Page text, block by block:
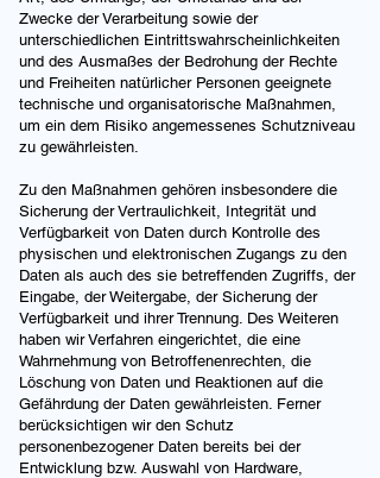
Zwecke der Verarbeitung sowie der
unterschiedlichen Eintrittswahrscheinlichkeiten
und des Ausmaßes der Bedrohung der Rechte
und Freiheiten natürlicher Personen geeignete
technische und organisatorische Maßnahmen,
um ein dem Risiko angemessenes Schutzniveau
zu gewährleisten.
Zu den Maßnahmen gehören insbesondere die
Sicherung der Vertraulichkeit, Integrität und
Verfügbarkeit von Daten durch Kontrolle des
physischen und elektronischen Zugangs zu den
Daten als auch des sie betreffenden Zugriffs, der
Eingabe, der Weitergabe, der Sicherung der
Verfügbarkeit und ihrer Trennung. Des Weiteren
haben wir Verfahren eingerichtet, die eine
Wahrnehmung von Betroffenenrechten, die
Löschung von Daten und Reaktionen auf die
Gefährdung der Daten gewährleisten. Ferner
berücksichtigen wir den Schutz
personenbezogener Daten bereits bei der
Entwicklung bzw. Auswahl von Hardware,